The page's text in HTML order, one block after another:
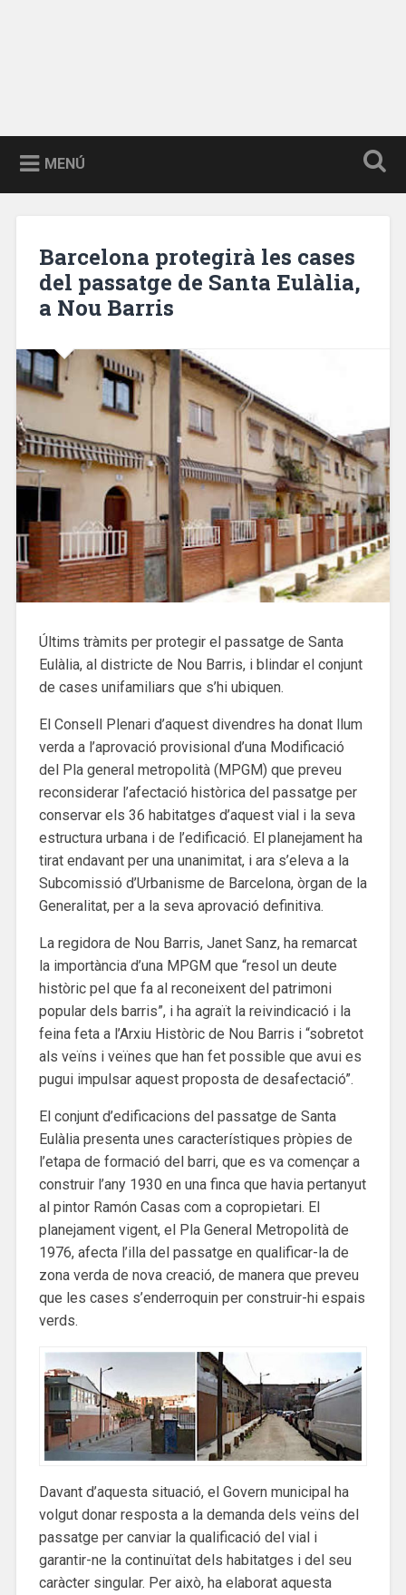
MENÚ
Barcelona protegirà les cases
del passatge de Santa Eulàlia,
a Nou Barris
Últims tràmits per protegir el passatge de Santa
Eulàlia, al districte de Nou Barris, i blindar el conjunt
de cases unifamiliars que s’hi ubiquen.
El Consell Plenari d’aquest divendres ha donat llum
verda a l’aprovació provisional d’una Modificació
del Pla general metropolità (MPGM) que preveu
reconsiderar l’afectació històrica del passatge per
conservar els 36 habitatges d’aquest vial i la seva
estructura urbana i de l’edificació. El planejament ha
tirat endavant per una unanimitat, i ara s’eleva a la
Subcomissió d’Urbanisme de Barcelona, òrgan de la
Generalitat, per a la seva aprovació definitiva.
La regidora de Nou Barris, Janet Sanz, ha remarcat
la importància d’una MPGM que “resol un deute
històric pel que fa al reconeixent del patrimoni
popular dels barris”, i ha agraït la reivindicació i la
feina feta a l’Arxiu Històric de Nou Barris i “sobretot
als veïns i veïnes que han fet possible que avui es
pugui impulsar aquest proposta de desafectació”.
El conjunt d’edificacions del passatge de Santa
Eulàlia presenta unes característiques pròpies de
l’etapa de formació del barri, que es va començar a
construir l’any 1930 en una finca que havia pertanyut
al pintor Ramón Casas com a copropietari. El
planejament vigent, el Pla General Metropolità de
1976, afecta l’illa del passatge en qualificar-la de
zona verda de nova creació, de manera que preveu
que les cases s’enderroquin per construir-hi espais
verds.
Davant d’aquesta situació, el Govern municipal ha
volgut donar resposta a la demanda dels veïns del
passatge per canviar la qualificació del vial i
garantir-ne la continuïtat dels habitatges i del seu
caràcter singular. Per això, ha elaborat aquesta